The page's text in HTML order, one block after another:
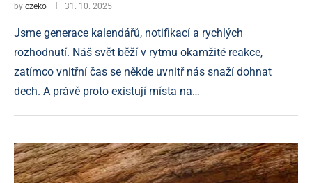
by czeko 31. 10. 2025
Jsme generace kalendářů, notifikací a rychlých
rozhodnutí. Náš svět běží v rytmu okamžité reakce,
zatímco vnitřní čas se někde uvnitř nás snaží dohnat
dech. A právě proto existují místa na…